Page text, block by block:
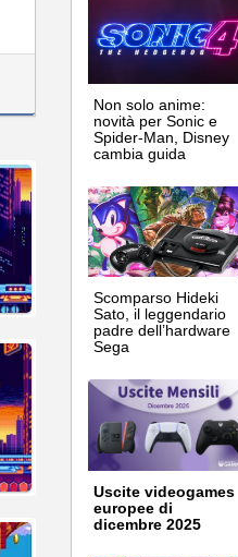
Non solo anime:
novità per Sonic e
Spider-Man, Disney
cambia guida
Scomparso Hideki
Sato, il leggendario
padre dell’hardware
Sega
Uscite videogames
europee di
dicembre 2025